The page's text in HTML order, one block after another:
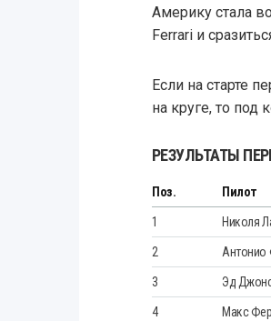
Америку стала
Ferrari и
Если на старте
на круге, то под
РЕЗУЛЬТАТЫ
Поз. Пилот
1 Николя
2 Антонио
3 Эд
4 Макс